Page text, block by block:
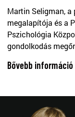
Martin Seligman,
megalapítója és a
Pszichológia
gondolkodás
Bővebb információ